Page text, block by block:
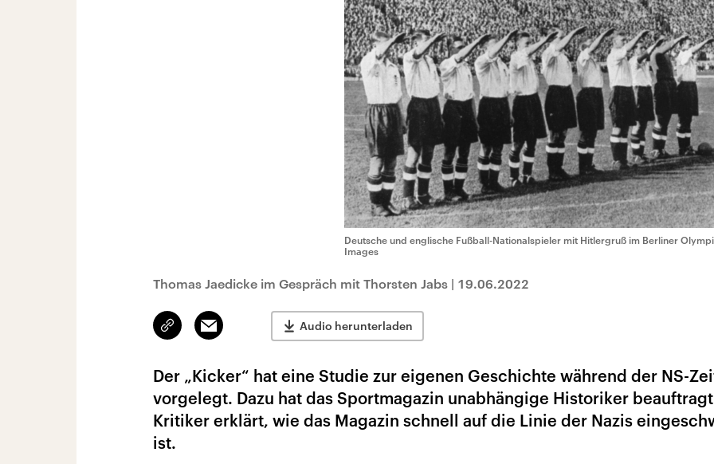
Deutsche und englische Fußball-Nationalspieler mit Hitlergruß im Berliner
Images
Thomas Jaedicke im Gespräch mit Thorsten Jabs | 19.06.2022
Link
kopieren/teilen
Email Audio herunterladen
Der „Kicker“ hat eine Studie zur eigenen Geschichte während der NS-
vorgelegt. Dazu hat das Sportmagazin unabhängige Historiker
Kritiker erklärt, wie das Magazin schnell auf die Linie der Nazis
ist.